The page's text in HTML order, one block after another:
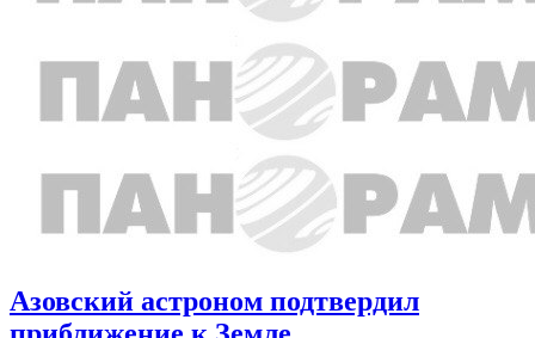
Азовский астроном подтвердил